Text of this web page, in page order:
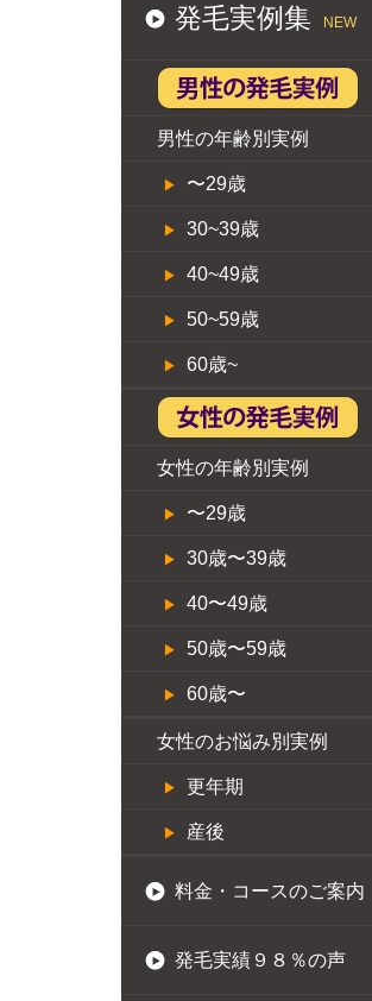
発毛実例集 NEW
男性の年齢別実例
〜29歳
30~39歳
40~49歳
50~59歳
60歳~
女性の年齢別実例
〜29歳
30歳〜39歳
40〜49歳
50歳〜59歳
60歳〜
女性のお悩み別実例
更年期
産後
料金・コースのご案内
発毛実績９８％の声